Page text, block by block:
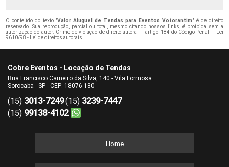
O conteúdo do texto "Valor Aluguel de Tendas para Eventos Votorantim" é de direito
reservado. Sua reprodução, parcial ou total, mesmo citando nossos links, é proibida sem a
autorização do autor. Crime de violação de direito autoral – artigo 184 do Código Penal – Lei
9610/98 - Lei de direitos autorais.
Cobre Eventos - Locação de Tendas
Rua Francisco Carneiro da Silva, 140 - Vila Formosa
Sorocaba - SP - CEP: 18076-180
(15) 3013-7249(15) 3239-7447
(15) 99138-4102
Home